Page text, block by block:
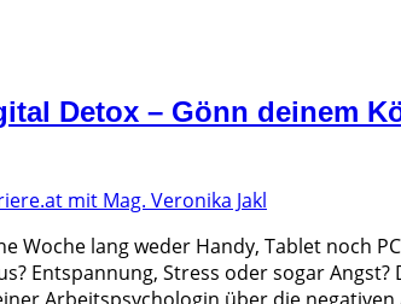
Detox – Gönn deinem
mit Mag. Veronika Jakl
Woche lang weder Handy, Tablet noch
Entspannung, Stress oder sogar